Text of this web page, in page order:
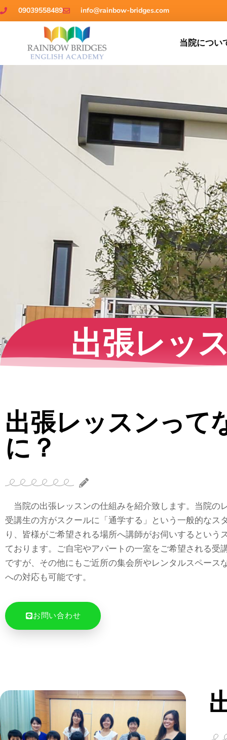
09039558489 info@rainbow-bridges.com
当院につい
出張レッ
出張レッスンって
に？
当院の出張レッスンの仕組みを紹介致します。当院の
受講生の方がスクールに「通学する」という一般的なス
り、皆様がご希望される場所へ講師がお伺いするという
ております。ご自宅やアパートの一室をご希望される受
ですが、その他にもご近所の集会所やレンタルスペース
への対応も可能です。
お問い合わせ